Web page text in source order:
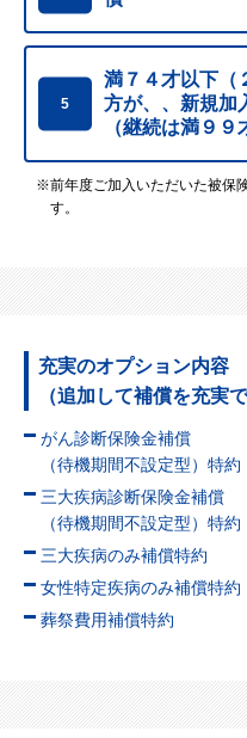
5
満７４才以下（
方が、、 新規加
（継続は満９９
※前年度ご加入いただいた被保
す。
充実のオプション内容
（追加して補償を充実
がん診断保険金補償
（待機期間不設定型）特約
三大疾病診断保険金補償
（待機期間不設定型）特約
三大疾病のみ補償特約
女性特定疾病のみ補償特約
葬祭費用補償特約